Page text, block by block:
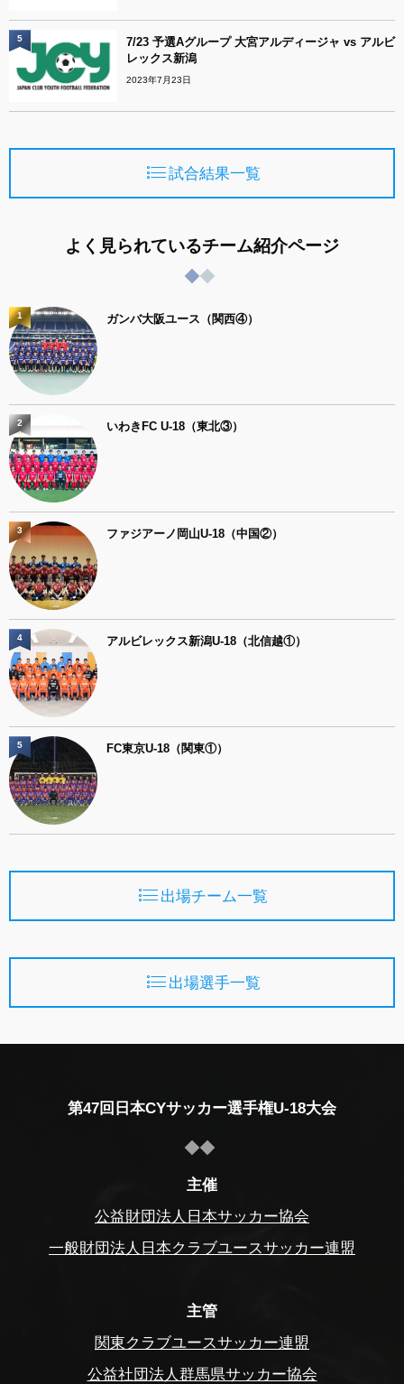
7/23 予選Aグループ 大宮アルディージャ vs アルビ
レックス新潟
2023年7月23日
5
試合結果一覧
よく見られているチーム紹介ページ
ガンバ大阪ユース（関西④）
1
いわきFC U-18（東北③）
2
ファジアーノ岡山U-18（中国②）
3
アルビレックス新潟U-18（北信越①）
4
FC東京U-18（関東①）
5
出場チーム一覧
出場選手一覧
第47回日本CYサッカー選手権U-18大会
主催
公益財団法人日本サッカー協会
一般財団法人日本クラブユースサッカー連盟
主管
関東クラブユースサッカー連盟
公益社団法人群馬県サッカー協会